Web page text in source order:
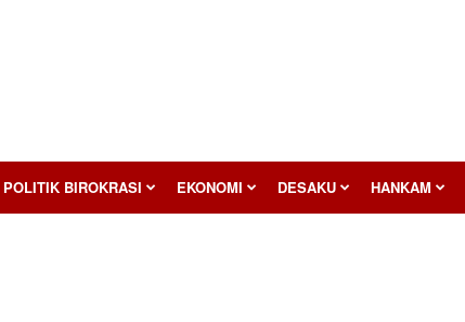
POLITIK BIROKRASI EKONOMI DESAKU HANKAM